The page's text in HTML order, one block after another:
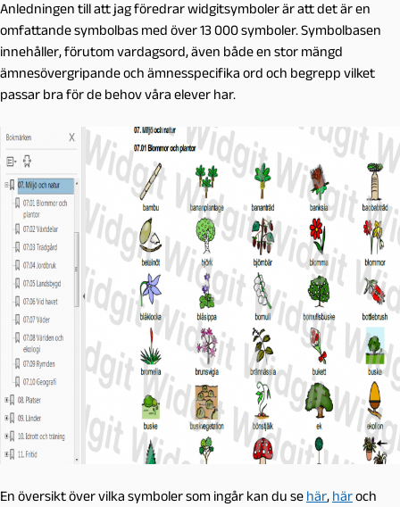
Anledningen till att jag föredrar widgitsymboler är att det är en
omfattande symbolbas med över 13 000 symboler. Symbolbasen
innehåller, förutom vardagsord, även både en stor mängd
ämnesövergripande och ämnesspecifika ord och begrepp vilket
passar bra för de behov våra elever har.
En översikt över vilka symboler som ingår kan du se här, häroch